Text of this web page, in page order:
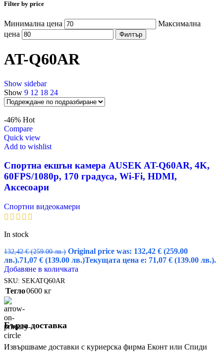
Filter by price
Минимална цена
Максимална
цена
Филтър
AT-Q60AR
Show sidebar
Show 9 12 18 24
-46% Hot
Compare
Quick view
Add to wishlist
Спортна екшън камера AUSEK AT-Q60AR, 4K,
60FPS/1080p, 170 градуса, Wi-Fi, HDMI,
Аксесоари
Спортни видеокамери
In stock
132,42€ (259.00 лв.) Original price was: 132,42 € (259.00
лв.).71,07 € (139.00 лв.)Текущата цена е: 71,07 € (139.00 лв.).
Добавяне в количката
SKU: SEKATQ60AR
Тегло0600 кг
Бърза доставка
Извършваме доставки с куриерска фирма Еконт или Спиди